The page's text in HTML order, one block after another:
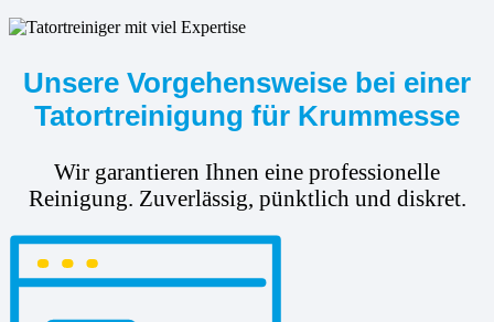
Unsere Vorgehensweise bei einer
Tatortreinigung für Krummesse
Wir garantieren Ihnen eine professionelle
Reinigung. Zuverlässig, pünktlich und diskret.